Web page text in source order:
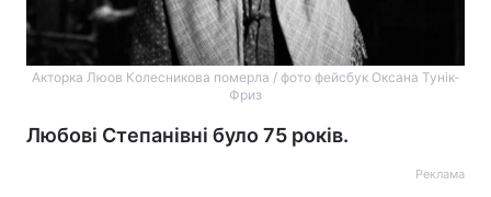
Акторка Люов Колесникова померла / фото фейсбук Оксана Тунік-
Фриз
Любові Степанівні було 75 років.
Реклама